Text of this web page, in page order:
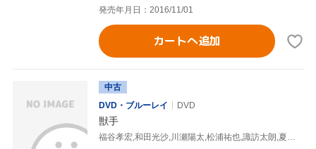
発売年月日：2016/11/01
カートへ追加
中古
DVD・ブルーレイ
DVD
獣手
福谷孝宏,和田光沙,川瀬陽太,松浦祐也,諏訪太朗,夏目大一朗,高橋剛,Open the case